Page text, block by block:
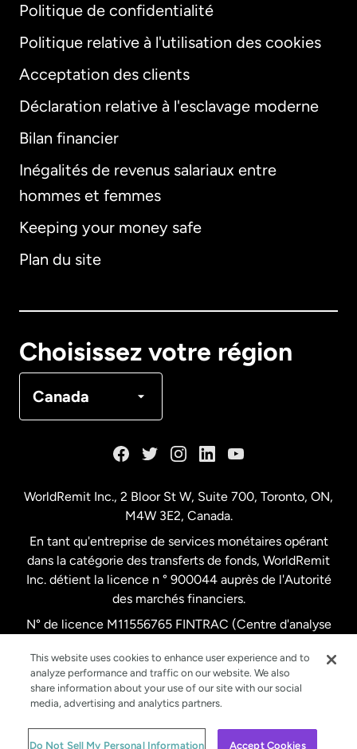
Politique de confidentialité
Politique relative à l'utilisation des cookies
Acceptation des clients
Déclaration relative à l'esclavage moderne
Bilan financier
Inégalités de revenus salariaux entre
hommes et femmes
Keeping your money safe
Plan du site
Choisissez votre région
Canada
International
Allemagne
Français
États-Unis Español
France
Malaisie
Nouvelle-Zélande
WorldRemit Inc., 2 Bloor St W, Suite 700, Toronto, ON,
M4W 3E2, Canada.
En tant qu'entreprise de services monétaires opérant
dans la catégorie des transferts de fonds, WorldRemit
Inc. détient la licence n ° 900044 auprès de l'Autorité
des marchés financiers.
N° de licence M11556765 FINTRAC (Centre d'analyse
© WorldRemit 2024
This website uses cookies to enhance user experience and to
analyze performance and traffic on our website. We also
share information about your use of our site with our social
media, advertising and analytics partners.
Do Not Sell My Personal Information Accept Cookies